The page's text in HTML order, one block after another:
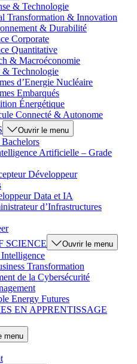
& Technologie
Transformation & Innovation
& Durabilité
Corporate
Quantitative
& Macroéconomie
& Technologie
d’Energie Nucléaire
Embarqués
Énergétique
Connecté & Autonome
Ouvrir le menu
Artificielle – Grade
Développeur
Data et IA
d’Infrastructures
SCIENCE
Ouvrir le menu
Transformation
de la Cybersécurité
Energy Futures
EN APPRENTISSAGE
menu